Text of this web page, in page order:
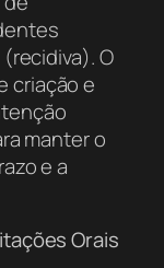
O
criação e
manter o
e a
Orais